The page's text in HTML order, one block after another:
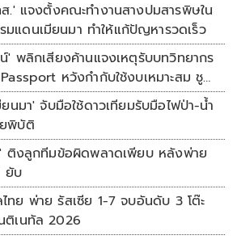
.' แจงตั้งคณะทำงานสางปมสารพิษใน
มแดนเมียนมา ทำให้แก้ปัญหารวดเร็ว
' พลิกเสียงค้านแจงเหตุรับบทวิทยากร
หวังกำกับใช้งบเหมาะสม ชู
นไทยได้ใช้ AI ระดับโปร ลดเหลื่อมล้ำ
โนโลยี เซฟงบไปกว่า900ล้าน เชื่อหาก
เอกชนขาดทุนย่อยยับ
นมา' จับมือใช้ดาวเทียมรับมือไฟป่า-น้ำ
พิบัติ
ติงลูกทีมข้อผิดพลาดเพียบ หลังพ่าย
ยับ
ทย พ่าย รัสเซีย 1-7 จบอันดับ 3 โต๊ะ
ติเนทัล 2026